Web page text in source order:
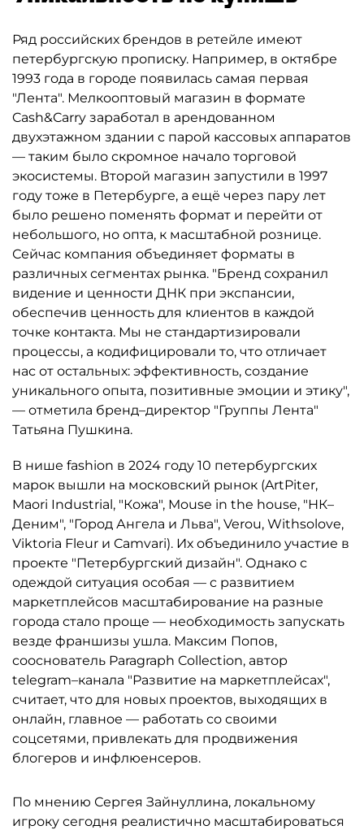
Ряд российских брендов в ретейле имеют
петербургскую прописку. Например, в октябре
1993 года в городе появилась самая первая
"Лента". Мелкооптовый магазин в формате
Cash&Carry заработал в арендованном
двухэтажном здании с парой кассовых аппаратов
— таким было скромное начало торговой
экосистемы. Второй магазин запустили в 1997
году тоже в Петербурге, а ещё через пару лет
было решено поменять формат и перейти от
небольшого, но опта, к масштабной рознице.
Сейчас компания объединяет форматы в
различных сегментах рынка. "Бренд сохранил
видение и ценности ДНК при экспансии,
обеспечив ценность для клиентов в каждой
точке контакта. Мы не стандартизировали
процессы, а кодифицировали то, что отличает
нас от остальных: эффективность, создание
уникального опыта, позитивные эмоции и этику",
— отметила бренд–директор "Группы Лента"
Татьяна Пушкина.
В нише fashion в 2024 году 10 петербургских
марок вышли на московский рынок (ArtPiter,
Maori Industrial, "Кожа", Mouse in the house, "НК–
Деним", "Город Ангела и Льва", Verou, Withsolove,
Viktoria Fleur и Camvari). Их объединило участие в
проекте "Петербургский дизайн". Однако с
одеждой ситуация особая — с развитием
маркетплейсов масштабирование на разные
города стало проще — необходимость запускать
везде франшизы ушла. Максим Попов,
сооснователь Paragraph Collection, автор
telegram–канала "Развитие на маркетплейсах",
считает, что для новых проектов, выходящих в
онлайн, главное — работать со своими
соцсетями, привлекать для продвижения
блогеров и инфлюенсеров.
По мнению Сергея Зайнуллина, локальному
игроку сегодня реалистично масштабироваться